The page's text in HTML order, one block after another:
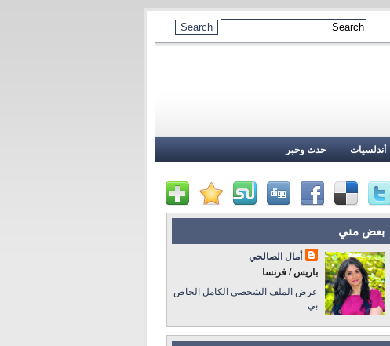
أندلسيات حدث وخبر
بعض مني
أمال الصالحي
باريس / فرنسا
عرض الملف الشخصي الكامل الخاص
بي